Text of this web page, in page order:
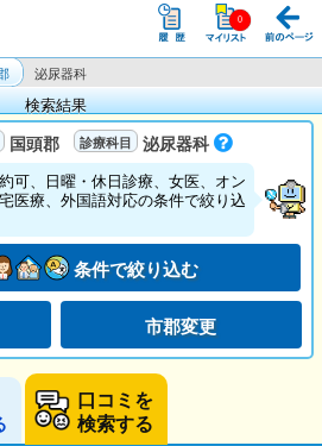
泌尿器科
検索結果
国頭郡 泌尿器科
可、日曜・休日診療、女医、オン
医療、外国語対応の条件で絞り込
条件で絞り込む
市郡変更
口コミを
検索する